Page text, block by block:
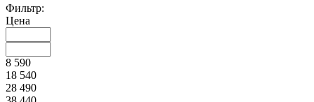
Фильтр:
Цена
8 590
18 540
28 490